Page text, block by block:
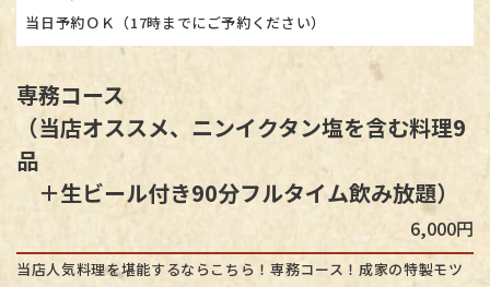
当日予約ＯＫ（17時までにご予約ください）
専務コース
（当店オススメ、ニンイクタン塩を含む料理9
品
＋生ビール付き90分フルタイム飲み放題）
6,000円
当店人気料理を堪能するならこちら！専務コース！成家の特製モツ